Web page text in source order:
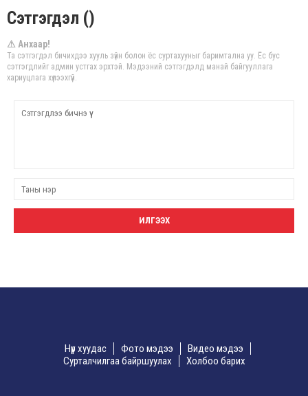
Сэтгэгдэл ()
⚠ Анхаар!
Та сэтгэгдэл бичихдээ хууль зүйн болон ёс суртахууныг баримтална уу. Ёс бус
сэтгэгдлийг админ устгах эрхтэй. Мэдээний сэтгэгдэлд манай байгууллага
хариуцлага хүлээхгүй.
Нүүр хуудас Фото мэдээ
Видео мэдээ
Сурталчилгаа байршуулах
Холбоо барих